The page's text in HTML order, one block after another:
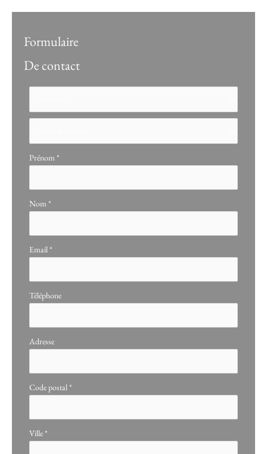
Formulaire
De contact
simple
Prénom *
Nom *
Email *
Téléphone
Adresse
Code postal *
Ville *